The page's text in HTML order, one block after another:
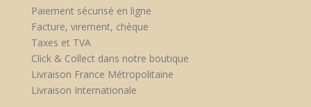
Paiement sécurisé en ligne
Facture, virement, chèque
Taxes et TVA
Click & Collect dans notre boutique
Livraison France Métropolitaine
Livraison Internationale